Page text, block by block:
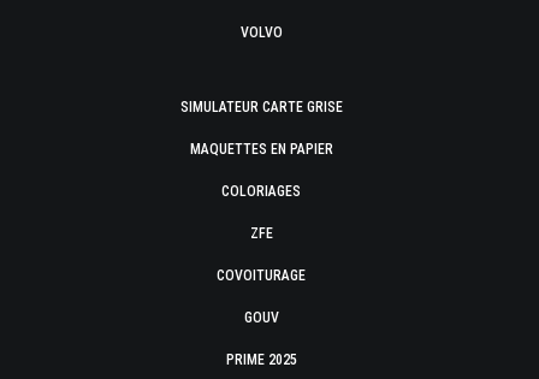
VOLVO
SIMULATEUR CARTE GRISE
MAQUETTES EN PAPIER
COLORIAGES
ZFE
COVOITURAGE
GOUV
PRIME 2025